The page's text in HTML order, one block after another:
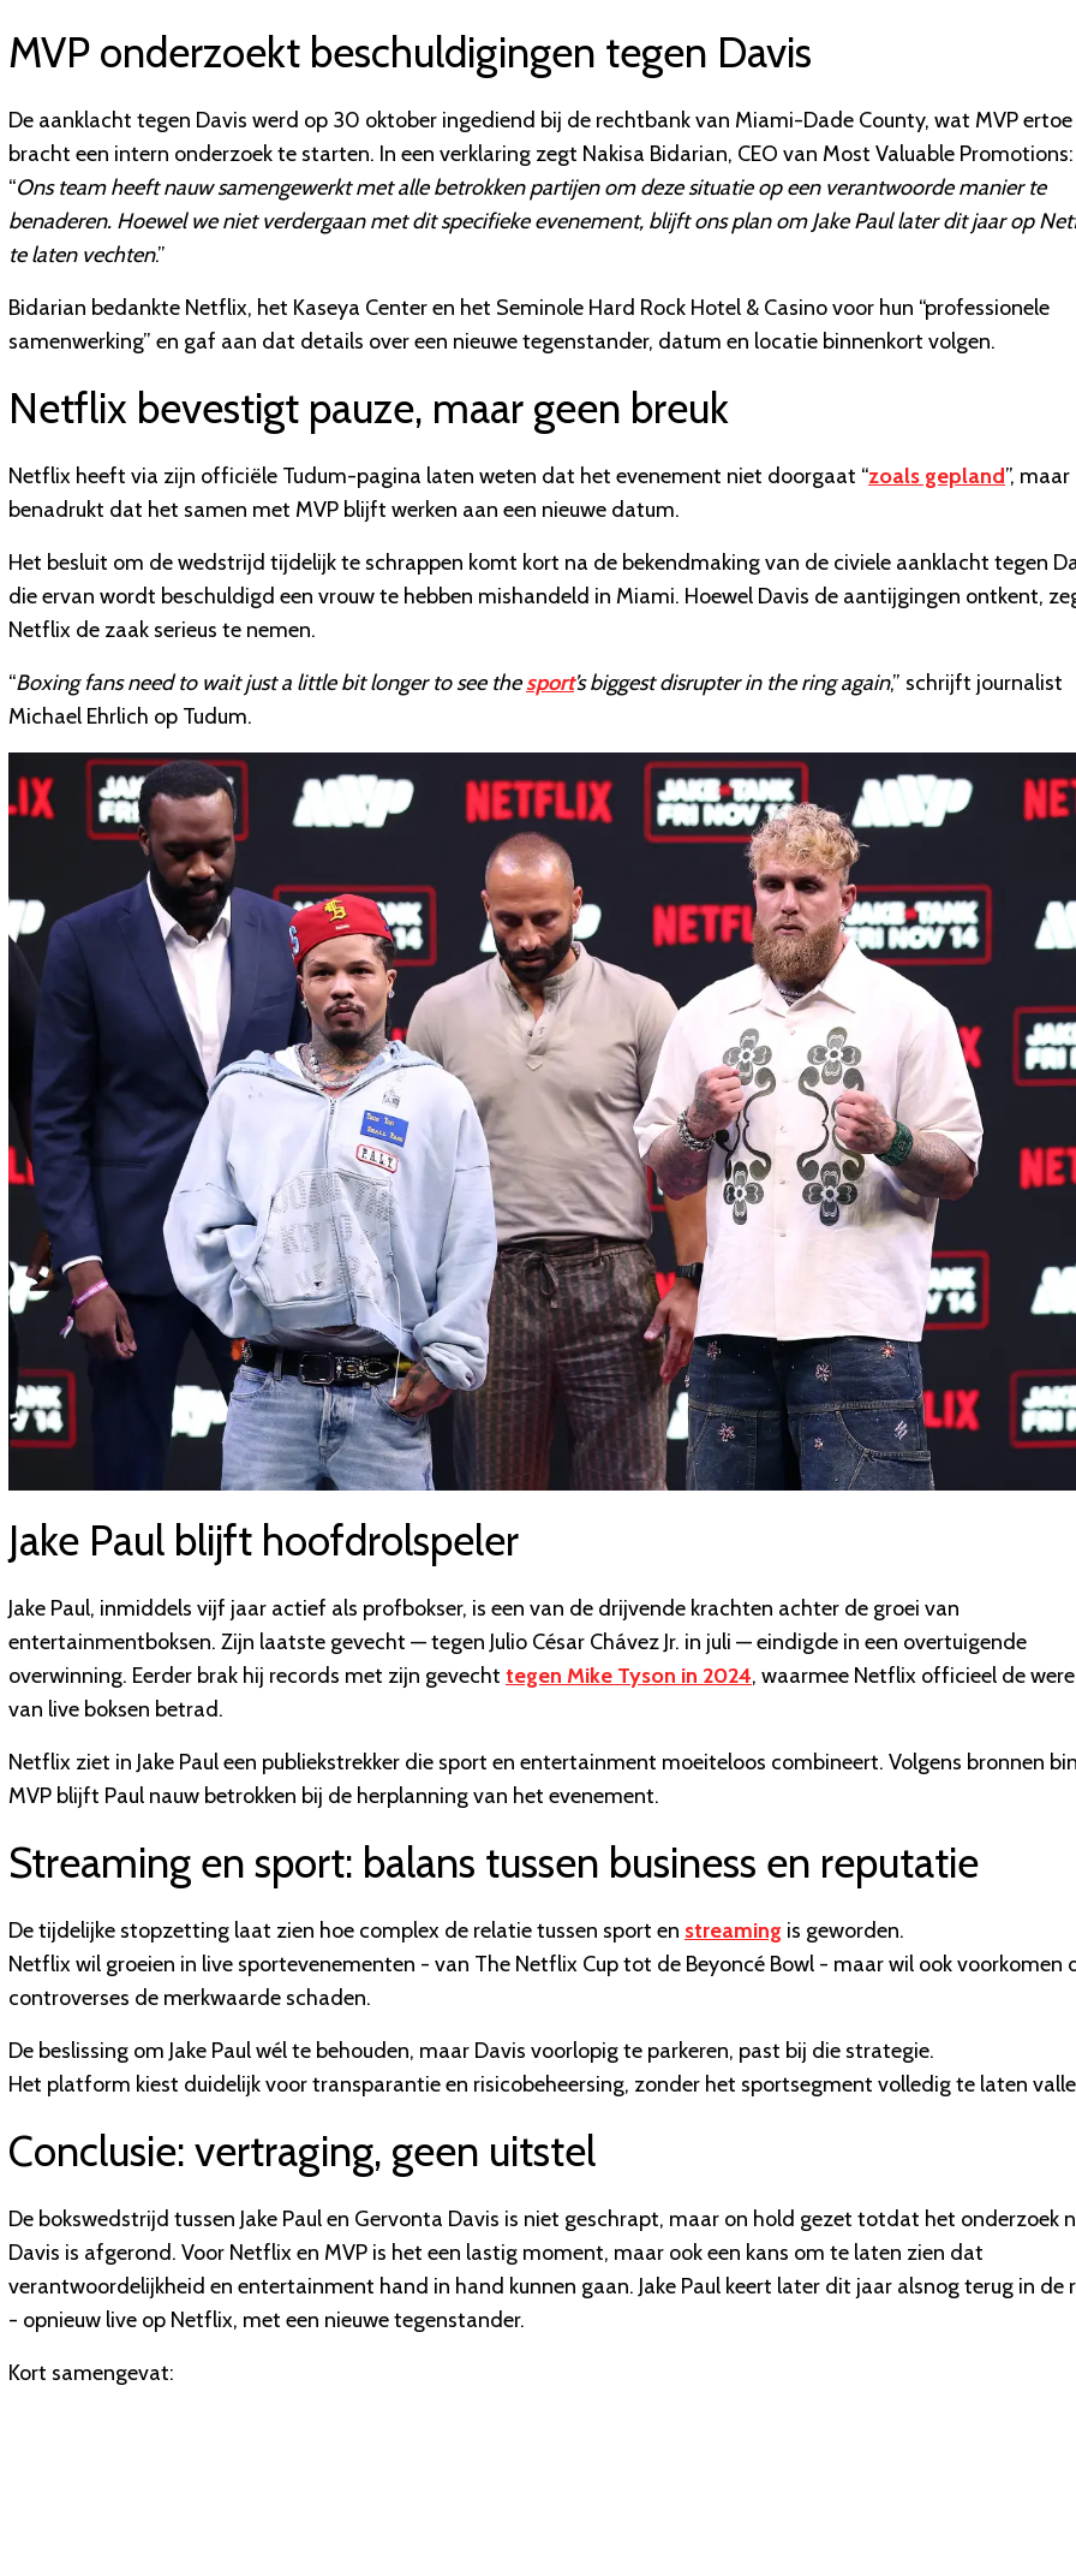
MVP onderzoekt beschuldigingen tegen Davis
De aanklacht tegen Davis werd op 30 oktober ingediend bij de rechtbank van Miami-Dade County, wat MVP ertoe
bracht een intern onderzoek te starten. In een verklaring zegt Nakisa Bidarian, CEO van Most Valuable Promotions:
“Ons team heeft nauw samengewerkt met alle betrokken partijen om deze situatie op een verantwoorde manier te
benaderen. Hoewel we niet verdergaan met dit specifieke evenement, blijft ons plan om Jake Paul later dit jaar op
te laten vechten.”
Bidarian bedankte Netflix, het Kaseya Center en het Seminole Hard Rock Hotel & Casino voor hun “professionele
samenwerking” en gaf aan dat details over een nieuwe tegenstander, datum en locatie binnenkort volgen.
Netflix bevestigt pauze, maar geen breuk
Netflix heeft via zijn officiële Tudum-pagina laten weten dat het evenement niet doorgaat “zoals gepland”, maar
benadrukt dat het samen met MVP blijft werken aan een nieuwe datum.
Het besluit om de wedstrijd tijdelijk te schrappen komt kort na de bekendmaking van de civiele aanklacht tegen
die ervan wordt beschuldigd een vrouw te hebben mishandeld in Miami. Hoewel Davis de aantijgingen ontkent,
Netflix de zaak serieus te nemen.
“Boxing fans need to wait just a little bit longer to see thesport’s biggest disrupter in the ring again,” schrijft journalist
Michael Ehrlich op Tudum.
Jake Paul blijft hoofdrolspeler
Jake Paul, inmiddels vijf jaar actief als profbokser, is een van de drijvende krachten achter de groei van
entertainmentboksen. Zijn laatste gevecht — tegen Julio César Chávez Jr. in juli — eindigde in een overtuigende
overwinning. Eerder brak hij records met zijn gevecht tegen Mike Tyson in 2024, waarmee Netflix officieel de
van live boksen betrad.
Netflix ziet in Jake Paul een publiekstrekker die sport en entertainment moeiteloos combineert. Volgens bronnen
MVP blijft Paul nauw betrokken bij de herplanning van het evenement.
Streaming en sport: balans tussen business en reputatie
De tijdelijke stopzetting laat zien hoe complex de relatie tussen sport en streaming is geworden.
Netflix wil groeien in live sportevenementen - van The Netflix Cup tot de Beyoncé Bowl - maar wil ook voorkomen
controverses de merkwaarde schaden.
De beslissing om Jake Paul wél te behouden, maar Davis voorlopig te parkeren, past bij die strategie.
Het platform kiest duidelijk voor transparantie en risicobeheersing, zonder het sportsegment volledig te laten
Conclusie: vertraging, geen uitstel
De bokswedstrijd tussen Jake Paul en Gervonta Davis is niet geschrapt, maar on hold gezet totdat het onderzoek
Davis is afgerond. Voor Netflix en MVP is het een lastig moment, maar ook een kans om te laten zien dat
verantwoordelijkheid en entertainment hand in hand kunnen gaan. Jake Paul keert later dit jaar alsnog terug in de
- opnieuw live op Netflix, met een nieuwe tegenstander.
Kort samengevat: